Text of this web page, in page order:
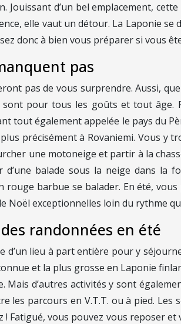
d’un bel emplacement,
elle vaut un détour. La Laponie se
donc à bien vous préparer si vous
pas
pas de vous surprendre. Aussi,
pour tous les goûts et tout âge.
tout également appelée le pays du
précisément à Rovaniemi. Vous y
une motoneige et partir à la
balade sous la neige dans la
barbue se balader. En été,
Noël exceptionnelles loin du rythme
randonnées en été
lieu à part entière pour y
et la plus grosse en Laponie
d’autres activités y sont
les parcours en V.T.T. ou à pied.
vous pouvez vous reposer